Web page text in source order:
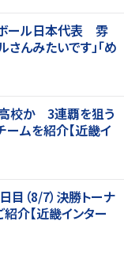
ボール日本代表 雰
んみたいです」「め
校か 3連覇を狙う
ムを紹介【近畿イ
（8/7）決勝トーナ
介【近畿インター